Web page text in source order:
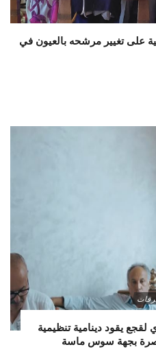
على تغيير مرشحه بالعيون في
يقود دينامية تنظيمية
بجهة سوس ماسة